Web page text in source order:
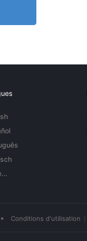
• Conditions d'utilisation